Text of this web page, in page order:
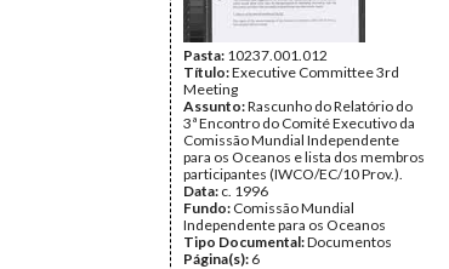
Pasta: 10237.001.012
Título:Executive Committee 3rd
Meeting
Assunto:Rascunho do Relatório do
3ª Encontro do Comité Executivo da
Comissão Mundial Independente
para os Oceanos e lista dos membros
participantes (IWCO/EC/10 Prov.).
Data: c. 1996
Fundo: Comissão Mundial
Independente para os Oceanos
Tipo Documental:Documentos
Página(s): 6